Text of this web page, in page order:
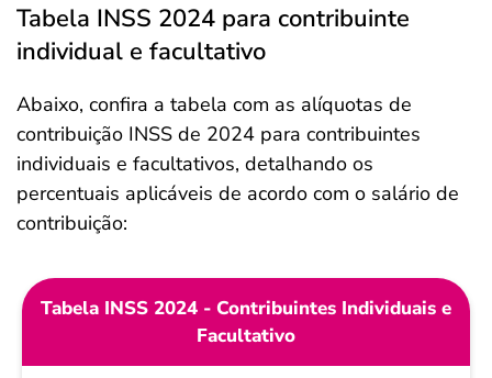
Tabela INSS 2024 para contribuinte
individual e facultativo
Abaixo, confira a tabela com as alíquotas de
contribuição INSS de 2024 para contribuintes
individuais e facultativos, detalhando os
percentuais aplicáveis de acordo com o salário de
contribuição:
Tabela INSS 2024 - Contribuintes Individuais e
Facultativo